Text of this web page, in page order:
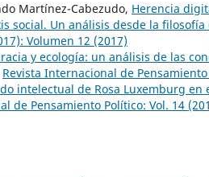
Martínez-Cabezudo, Herencia
social. Un análisis desde la
Volumen 12 (2017)
y ecología: un análisis de las
Revista Internacional de
intelectual de Rosa Luxemburg
de Pensamiento Político: Vol. 14